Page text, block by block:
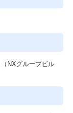
NXグループビル